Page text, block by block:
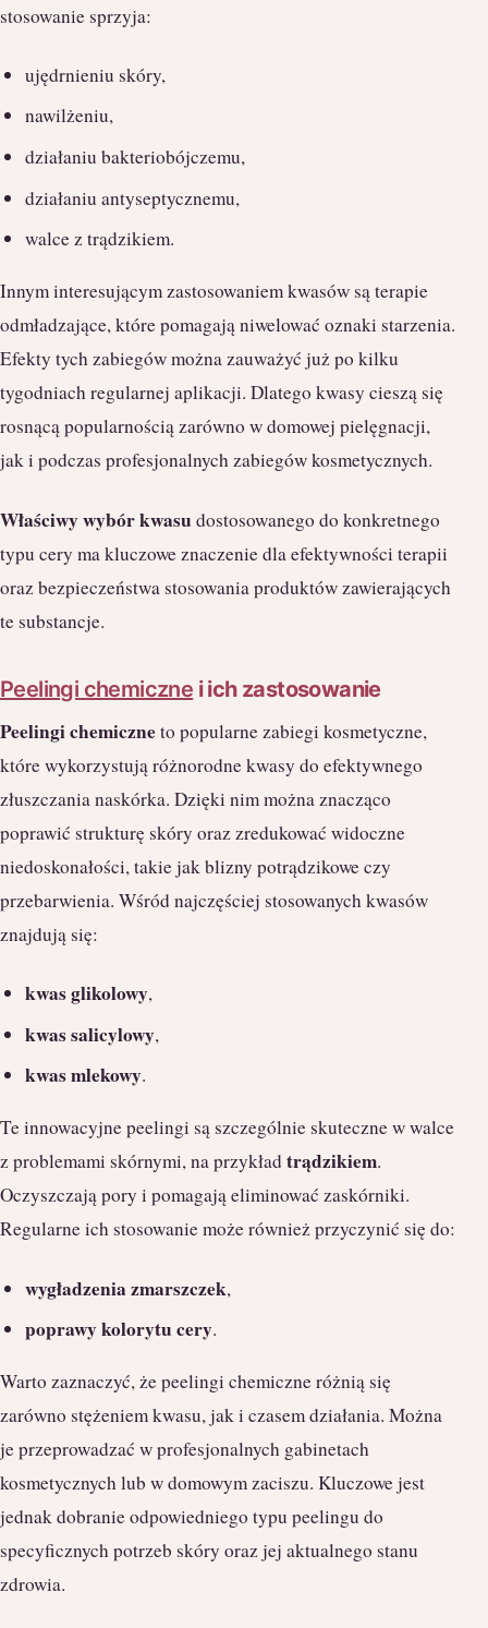
stosowanie sprzyja:
ujędrnieniu skóry,
nawilżeniu,
działaniu bakteriobójczemu,
działaniu antyseptycznemu,
walce z trądzikiem.
Innym interesującym zastosowaniem kwasów są terapie
odmładzające, które pomagają niwelować oznaki starzenia.
Efekty tych zabiegów można zauważyć już po kilku
tygodniach regularnej aplikacji. Dlatego kwasy cieszą się
rosnącą popularnością zarówno w domowej pielęgnacji,
jak i podczas profesjonalnych zabiegów kosmetycznych.
Właściwy wybór kwasudostosowanego do konkretnego
typu cery ma kluczowe znaczenie dla efektywności terapii
oraz bezpieczeństwa stosowania produktów zawierających
te substancje.
Peelingi chemiczne i ich zastosowanie
Peelingi chemiczneto popularne zabiegi kosmetyczne,
które wykorzystują różnorodne kwasy do efektywnego
złuszczania naskórka. Dzięki nim można znacząco
poprawić strukturę skóry oraz zredukować widoczne
niedoskonałości, takie jak blizny potrądzikowe czy
przebarwienia. Wśród najczęściej stosowanych kwasów
znajdują się:
kwas glikolowy,
kwas salicylowy,
kwas mlekowy.
Te innowacyjne peelingi są szczególnie skuteczne w walce
z problemami skórnymi, na przykładtrądzikiem.
Oczyszczają pory i pomagają eliminować zaskórniki.
Regularne ich stosowanie może również przyczynić się do:
wygładzenia zmarszczek,
poprawy kolorytu cery.
Warto zaznaczyć, że peelingi chemiczne różnią się
zarówno stężeniem kwasu, jak i czasem działania. Można
je przeprowadzać w profesjonalnych gabinetach
kosmetycznych lub w domowym zaciszu. Kluczowe jest
jednak dobranie odpowiedniego typu peelingu do
specyficznych potrzeb skóry oraz jej aktualnego stanu
zdrowia.